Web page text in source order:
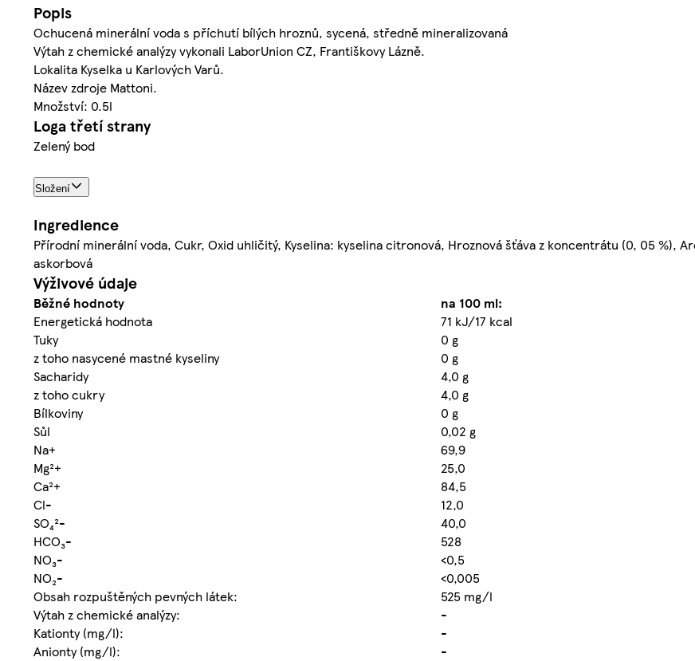
Popis
Ochucená minerální voda s příchutí bílých hroznů, sycená, středně mineralizovaná
Výtah z chemické analýzy vykonali LaborUnion CZ, Františkovy Lázně.
Lokalita Kyselka u Karlových Varů.
Název zdroje Mattoni.
Množství: 0.5l
Loga třetí strany
Zelený bod
Složení
Ingredience
Přírodní minerální voda, Cukr, Oxid uhličitý, Kyselina: kyselina citronová, Hroznová šťáva z koncentrátu (0, 05 %),
askorbová
Výživové údaje
Běžné hodnoty
na 100 ml:
Energetická hodnota
71 kJ/17 kcal
Tuky
0 g
z toho nasycené mastné kyseliny
0 g
Sacharidy
4,0 g
z toho cukry
4,0 g
Bílkoviny
0 g
Sůl
0,02 g
Na+
69,9
Mg²+
25,0
Ca²+
84,5
Cl-
12,0
SO₄²-
40,0
HCO₃-
528
NO₃-
<0,5
NO₂-
<0,005
Obsah rozpuštěných pevných látek:
525 mg/l
Výtah z chemické analýzy:
-
Kationty (mg/l):
-
Anionty (mg/l):
-